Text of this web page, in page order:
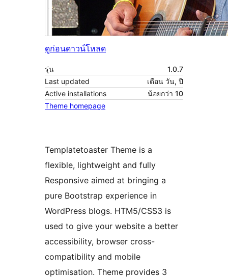
ดูก่อนดาวน์โหลด
รุ่น
1.0.7
Last updated
เดือน วัน, ปี
Active installations
น้อยกว่า 10
Theme homepage
Templatetoaster Theme is a
flexible, lightweight and fully
Responsive aimed at bringing a
pure Bootstrap experience in
WordPress blogs. HTM5/CSS3 is
used to give your website a better
accessibility, browser cross-
compatibility and mobile
optimisation. Theme provides 3